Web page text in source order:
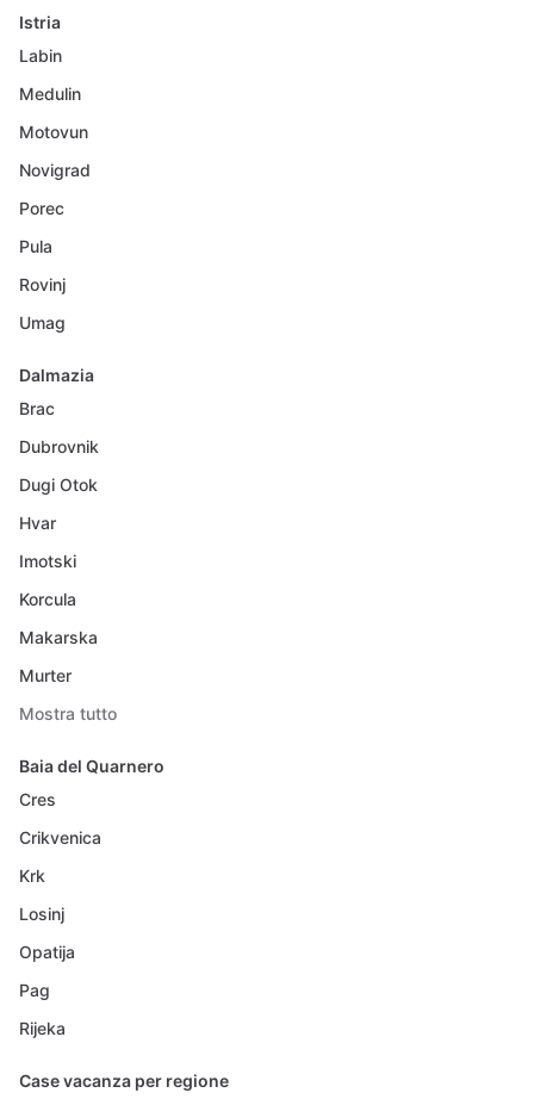
Istria
Labin
Medulin
Motovun
Novigrad
Porec
Pula
Rovinj
Umag
Dalmazia
Brac
Dubrovnik
Dugi Otok
Hvar
Imotski
Korcula
Makarska
Murter
Mostra tutto
Baia del Quarnero
Cres
Crikvenica
Krk
Losinj
Opatija
Pag
Rijeka
Case vacanza per regione